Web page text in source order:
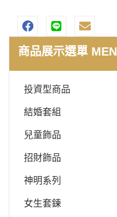
商品展示選單
投資型商品
結婚套組
兒童飾品
招財飾品
神明系列
女生套鍊